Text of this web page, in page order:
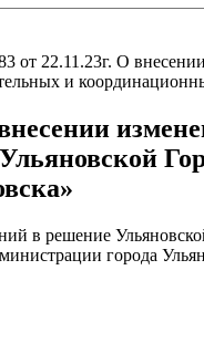
от 22.11.23г. О
и
в решение
города